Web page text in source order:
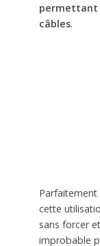
permettant
câbles.
cette
sans forcer
improbable